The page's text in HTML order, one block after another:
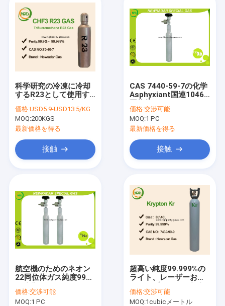
科学研究の冷凍に冷却
するR23として使用す
いガス
価格:USD5.9-USD13.5/KG
MOQ:200KGS
最新価格を得る
接触
CAS 7440-59-7の化学
Asphyxiant国連1046
価格:交渉可能
MOQ:1 PC
最新価格を得る
接触
航空機のためのネオン
22同位体ガス純度99%
価格:交渉可能
MOQ:1 PC
超高い純度99.999%の
ライト、レーザーおよ
のクリプトンのガス
価格:交渉可能
MOQ:1cubicメートル